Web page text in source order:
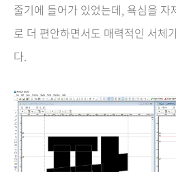
줄기에 들어가 있었는데, 욕심을
로 더 편안하면서도 매력적인 서체
다.